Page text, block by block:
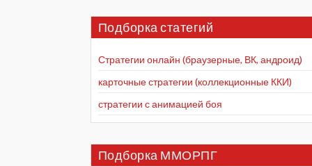
Подборка статегий
Стратегии онлайн (браузерные, ВК, андроид)
карточные стратегии (коллекционные ККИ)
стратегии с анимацией боя
Подборка ММОРПГ